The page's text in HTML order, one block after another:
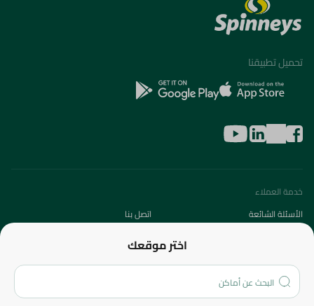
اختر موقعك
تحميل تطبيقنا
خدمة العملاء
الأسئلة الشائعة
اتصل بنا
من نحن؟
الفروع
المزيد